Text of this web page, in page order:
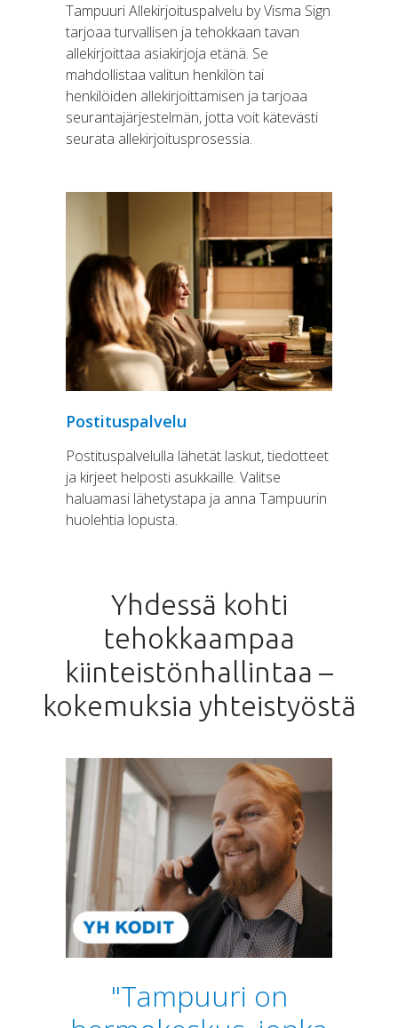
Tampuuri Allekirjoituspalvelu by Visma Sign
tarjoaa turvallisen ja tehokkaan tavan
allekirjoittaa asiakirjoja etänä. Se
mahdollistaa valitun henkilön tai
henkilöiden allekirjoittamisen ja tarjoaa
seurantajärjestelmän, jotta voit kätevästi
seurata allekirjoitusprosessia.
Postituspalvelu
Postituspalvelulla lähetät laskut, tiedotteet
ja kirjeet helposti asukkaille. Valitse
haluamasi lähetystapa ja anna Tampuurin
huolehtia lopusta.
Yhdessä kohti
tehokkaampaa
kiinteistönhallintaa –
kokemuksia yhteistyöstä
"Tampuuri on